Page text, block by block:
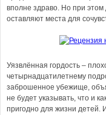
вполне здраво. Но при этом
оставляют места для
Уязвлённая гордость –
четырнадцатилетнему
заброшенное убежище,
не будет указывать, что и
пригодно для жизни детей.